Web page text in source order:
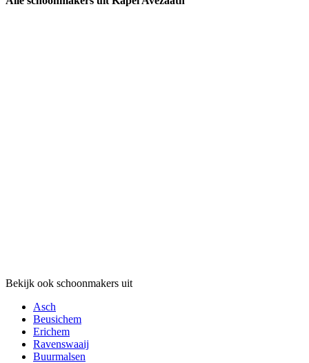
Bekijk ook schoonmakers uit
Asch
Beusichem
Erichem
Ravenswaaij
Buurmalsen